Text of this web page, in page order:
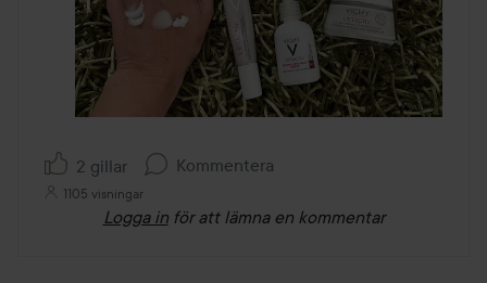
2 gillar Kommentera
1105 visningar
Logga in för att lämna en kommentar